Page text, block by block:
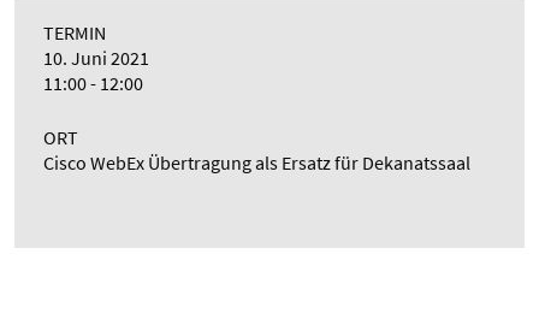
TERMIN
10. Juni 2021
11:00 - 12:00
ORT
Cisco WebEx Übertragung als Ersatz für Dekanatssaal